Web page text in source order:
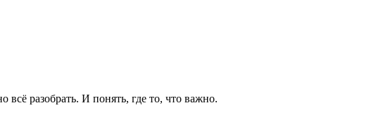
разобрать. И понять, где то, что важно.